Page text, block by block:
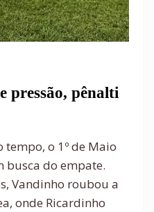
pressão, pênalti
o 1º de Maio
busca do empate.
Vandinho roubou a
onde Ricardinho